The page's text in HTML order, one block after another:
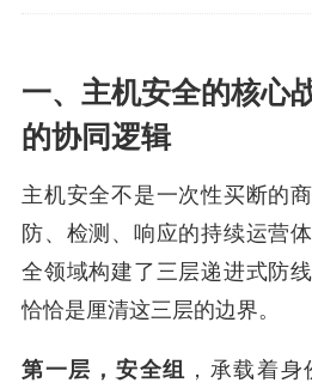
一、主机安全的核心
的协同逻辑
主机安全不是一次性买断的
防、检测、响应的持续运营
全领域构建了三层递进式防
恰恰是厘清这三层的边界。
第一层，安全组 ，承载着